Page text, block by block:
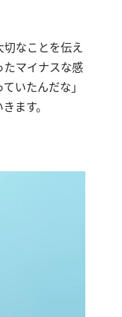
なことを伝え
マイナスな感
いたんだな」
ます。